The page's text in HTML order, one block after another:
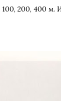
200, 400 м.